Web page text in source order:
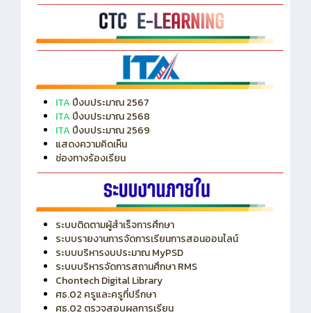
ITA ปีงบประมาณ 2567
ITA ปีงบประมาณ 2568
ITA ปีงบประมาณ 2569
แสดงความคิดเห็น
ช่องทางร้องเรียน
ระบบติดตามผู้สำเร็จการศึกษา
ระบบรายงานการจัดการเรียนการสอนออนไลน์
ระบบบริหารงบประมาณ MyPSD
ระบบบริหารจัดการสถานศึกษา RMS
Chontech Digital Library
ศธ.02 ครูและครูที่ปรึกษา
ศธ.02 ตรวจสอบผลการเรียน